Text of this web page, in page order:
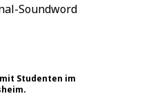
Soundword
Studenten im